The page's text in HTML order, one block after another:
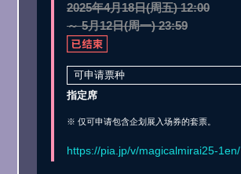
2025年4月18日(周五) 12:00
～ 5月12日(周一) 23:59
可申请票种
指定席
※ 仅可申请包含企划展入场券的套票。
https://pia.jp/v/magicalmirai25-1en/